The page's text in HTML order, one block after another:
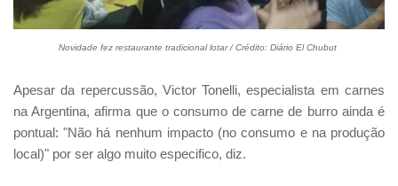
Novidade fez restaurante tradicional lotar /Crédito: Diário El Chubut
Apesar da repercussão, Victor Tonelli, especialista em carnes
na Argentina, afirma que o consumo de carne de burro ainda é
pontual: "Não há nenhum impacto (no consumo e na produção
local)" por ser algo muito especifico, diz.